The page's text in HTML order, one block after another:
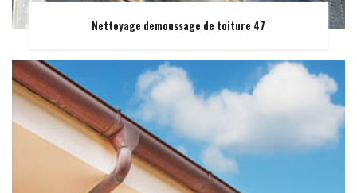
Nettoyage demoussage de toiture 47